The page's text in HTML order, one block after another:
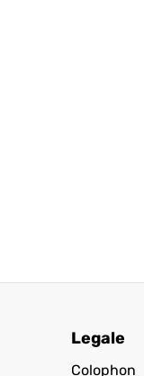
Legale
Colophon